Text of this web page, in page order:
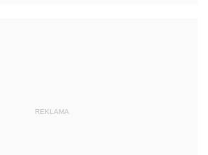
REKLAMA